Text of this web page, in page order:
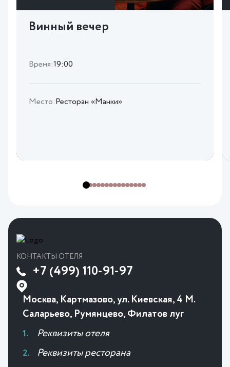
Винный вечер
Время:19:00
Место:Ресторан «Манки»
КОНТАКТЫ ОТЕЛЯ
+7 (499) 110-91-97
Москва, Картмазово, ул. Киевская, 4 М.
Саларьево, Румянцево, Филатов луг
Реквизиты отеля
Реквизиты ресторана